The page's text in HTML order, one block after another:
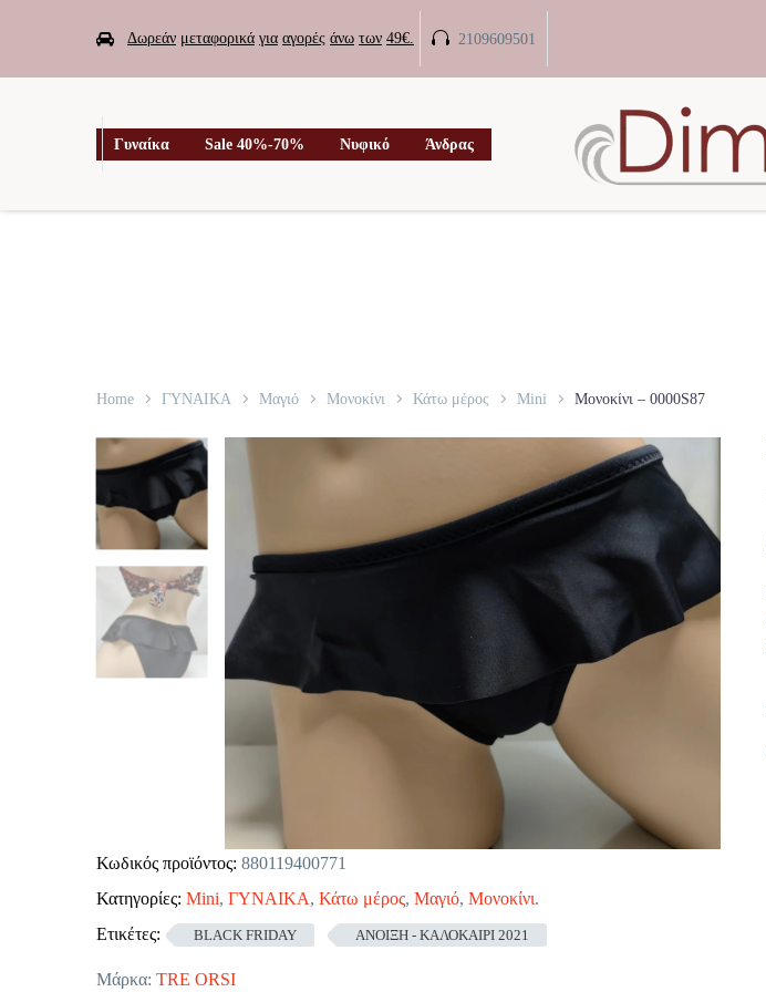
 Δωρεάν μεταφορικά για αγορές άνω των 49€. 
 2109609501
Γυναίκα Sale 40%-70% Νυφικό Άνδρας
Home ΓΥΝΑΙΚΑ Μαγιό Μονοκίνι Κάτω μέρος Mini Μονοκίνι – 0000S87
Κωδικός προϊόντος: 880119400771
Κατηγορίες: Mini, ΓΥΝΑΙΚΑ, Κάτω μέρος, Μαγιό, Μονοκίνι.
Ετικέτες:
BLACK FRIDAY ΑΝΟΙΞΗ - ΚΑΛΟΚΑΙΡΙ 2021
Μάρκα: TRE ORSI